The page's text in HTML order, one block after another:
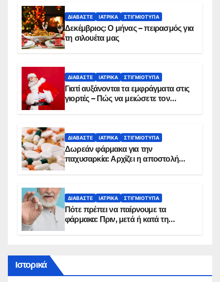
ΔΙΑΒΆΣΤΕ ΙΑΤΡΙΚΆ ΣΤΙΓΜΙΌΤΥΠΑ
Δεκέμβριος: Ο μήνας – πειρασμός για
τη σιλουέτα μας
ΔΙΑΒΆΣΤΕ ΙΑΤΡΙΚΆ ΣΤΙΓΜΙΌΤΥΠΑ
Γιατί αυξάνονται τα εμφράγματα στις
γιορτές – Πώς να μειώσετε τον
ΔΙΑΒΆΣΤΕ ΙΑΤΡΙΚΆ ΣΤΙΓΜΙΌΤΥΠΑ
Δωρεάν φάρμακα για την
παχυσαρκία: Αρχίζει η αποστολή
ΔΙΑΒΆΣΤΕ ΙΑΤΡΙΚΆ ΣΤΙΓΜΙΌΤΥΠΑ
Πότε πρέπει να παίρνουμε τα
φάρμακα: Πριν, μετά ή κατά τη
Ιστορικά